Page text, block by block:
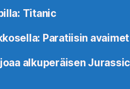
Titanic
Paratiisin avaimet
alkuperäisen